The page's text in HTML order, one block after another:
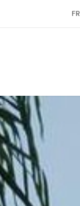
FR